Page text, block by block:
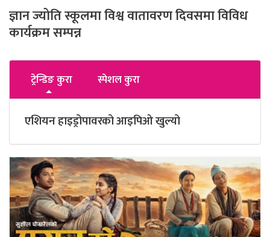
ज्ञान ज्योति स्कूलमा विश्व वातावरण दिवसमा विविध
कार्यक्रम सम्पन्न
ट्रेन्डिङ कुरा स्पेशल कुरा
एशियन हाइड्रोपावरको आइपिओ खुल्यो